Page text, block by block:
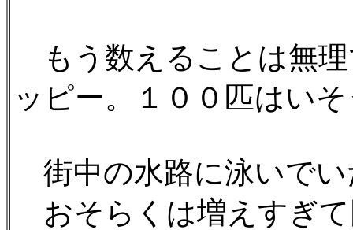
もう数えることは無
ッピー。１００匹はい
街中の水路に泳いでい
おそらくは増えすぎ